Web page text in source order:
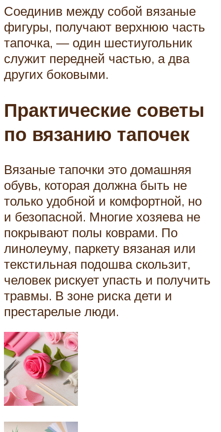
Соединив между собой вязаные
фигуры, получают верхнюю часть
тапочка, — один шестиугольник
служит передней частью, а два
других боковыми.
Практические советы
по вязанию тапочек
Вязаные тапочки это домашняя
обувь, которая должна быть не
только удобной и комфортной, но
и безопасной. Многие хозяева не
покрывают полы коврами. По
линолеуму, паркету вязаная или
текстильная подошва скользит,
человек рискует упасть и получить
травмы. В зоне риска дети и
престарелые люди.